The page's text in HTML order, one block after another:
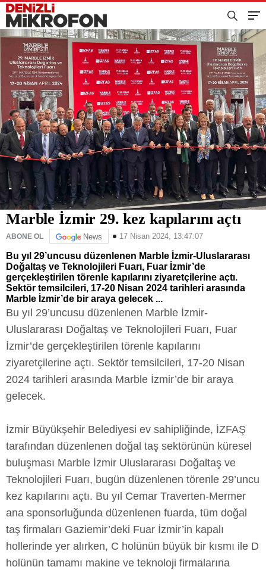
Marble İzmir 29. kez kapılarını açtı
ABONE OL News 17 Nisan 2024, 13:47:07
Bu yıl 29’uncusu düzenlenen Marble İzmir-Uluslararası
Doğaltaş ve Teknolojileri Fuarı, Fuar İzmir’de
gerçekleştirilen törenle kapılarını ziyaretçilerine açtı.
Sektör temsilcileri, 17-20 Nisan 2024 tarihleri arasında
Marble İzmir’de bir araya gelecek ...
Bu yıl 29’uncusu düzenlenen Marble İzmir-
Uluslararası Doğaltaş ve Teknolojileri Fuarı, Fuar
İzmir’de gerçekleştirilen törenle kapılarını
ziyaretçilerine açtı. Sektör temsilcileri, 17-20 Nisan
2024 tarihleri arasında Marble İzmir’de bir araya
gelecek.
İzmir Büyükşehir Belediyesi ev sahipliğinde, İZFAŞ
tarafından düzenlenen doğal taş sektörünün küresel
buluşması Marble İzmir Uluslararası Doğaltaş ve
Teknolojileri Fuarı, bugün düzenlenen törenle 29’uncu
kez kapılarını açtı. Bu yıl Cemar Traverten-Mermer
ana sponsorluğunda düzenlenen fuarda, tüm doğal
taş firmaları Gaziemir’deki Fuar İzmir’in kapalı
hollerinde yer alırken, C holünün büyük bir kısmı ile D
holünün tamamı makine ve teknoloji firmalarına